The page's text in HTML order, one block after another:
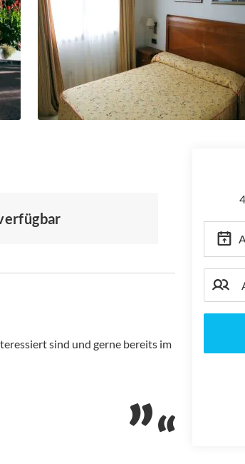
sind und gerne bereits im